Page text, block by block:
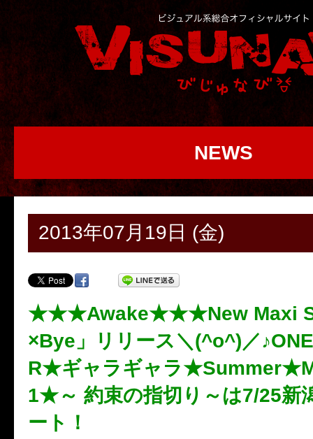
NEWS
2013年07月19日 (金)
★★★Awake★★★New Maxi
×Bye」リリース＼(^o^)／
R★ギャラギャラ
1★～ 約束の指切り～は7/25新
ート！